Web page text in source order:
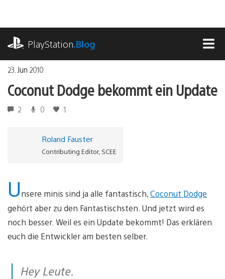
springen
PlayStation.Blog
23. Jun 2010
Coconut Dodge bekommt ein Update
2 0 1
Roland Fauster
Contributing Editor, SCEE
Unsere minis sind ja alle fantastisch,Coconut Dodge
gehört aber zu den Fantastischsten. Und jetzt wird es
noch besser. Weil es ein Update bekommt! Das erklären
euch die Entwickler am besten selber.
Hey Leute.